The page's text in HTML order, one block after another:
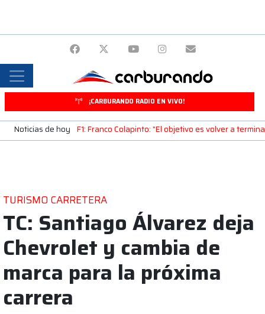
¡CARBURANDO RADIO EN VIVO!
Noticias de hoy F1: Franco Colapinto: "El objetivo es volver a
TURISMO CARRETERA
TC: Santiago Álvarez deja
Chevrolet y cambia de
marca para la próxima
carrera